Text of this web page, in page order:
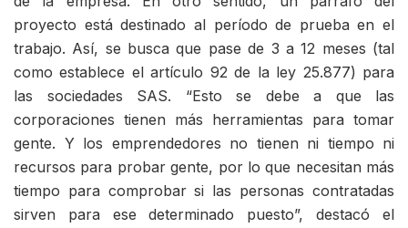
proyecto está destinado al período de prueba en el
trabajo. Así, se busca que pase de 3 a 12 meses (tal
como establece el artículo 92 de la ley 25.877) para
las sociedades SAS. “Esto se debe a que las
corporaciones tienen más herramientas para tomar
gente. Y los emprendedores no tienen ni tiempo ni
recursos para probar gente, por lo que necesitan más
tiempo para comprobar si las personas contratadas
sirven para ese determinado puesto”, destacó el